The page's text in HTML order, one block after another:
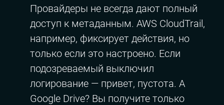
Провайдеры не всегда дают полный
доступ к метаданным. AWS CloudTrail,
например, фиксирует действия, но
только если это настроено. Если
подозреваемый выключил
логирование — привет, пустота. А
Google Drive? Вы получите только